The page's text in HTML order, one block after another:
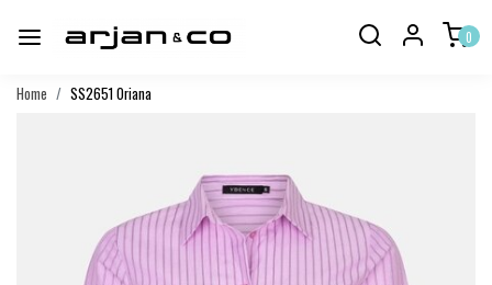
0
Home SS2651 Oriana